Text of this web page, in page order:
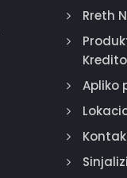
Rreth
Apliko